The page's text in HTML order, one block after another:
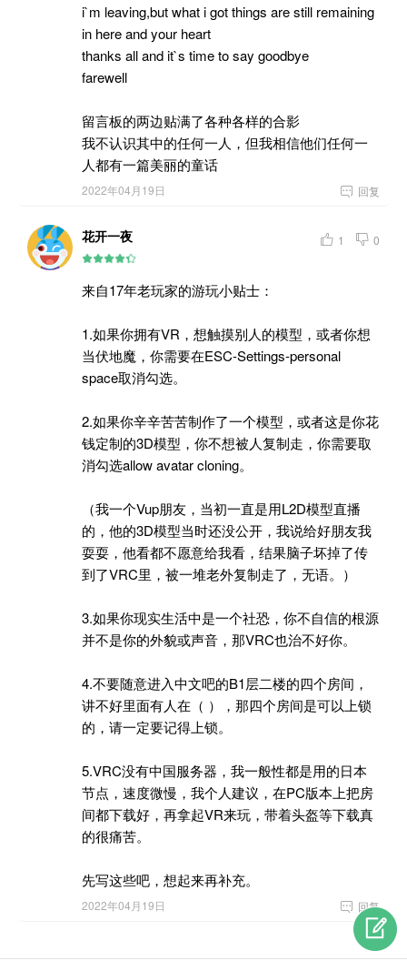
i`m leaving,but what i got things are still remaining
in here and your heart
thanks all and it`s time to say goodbye
farewell
留言板的两边贴满了各种各样的合影
我不认识其中的任何一人，但我相信他们任何一
人都有一篇美丽的童话
2022年04月19日  回复
花开一夜 1 0
来自17年老玩家的游玩小贴士：
1.如果你拥有VR，想触摸别人的模型，或者你想
当伏地魔，你需要在ESC-Settings-personal
space取消勾选。
2.如果你辛辛苦苦制作了一个模型，或者这是你花
钱定制的3D模型，你不想被人复制走，你需要取
消勾选allow avatar cloning。
（我一个Vup朋友，当初一直是用L2D模型直播
的，他的3D模型当时还没公开，我说给好朋友我
耍耍，他看都不愿意给我看，结果脑子坏掉了传
到了VRC里，被一堆老外复制走了，无语。）
3.如果你现实生活中是一个社恐，你不自信的根源
并不是你的外貌或声音，那VRC也治不好你。
4.不要随意进入中文吧的B1层二楼的四个房间，
讲不好里面有人在（ ），那四个房间是可以上锁
的，请一定要记得上锁。
5.VRC没有中国服务器，我一般性都是用的日本
节点，速度微慢，我个人建议，在PC版本上把房
间都下载好，再拿起VR来玩，带着头盔等下载真
的很痛苦。
先写这些吧，想起来再补充。
2022年04月19日  回复